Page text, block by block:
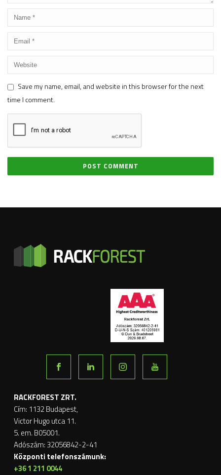
Save my name, email, and website in this browser for the next
time I comment.
RACKFOREST ZRT.
Cím: 1132 Budapest,
Victor Hugo utca 11.
5. em. B05001.
Adószám: 32056842-2-41
Központi telefonszámunk:
+36 1 211 0044